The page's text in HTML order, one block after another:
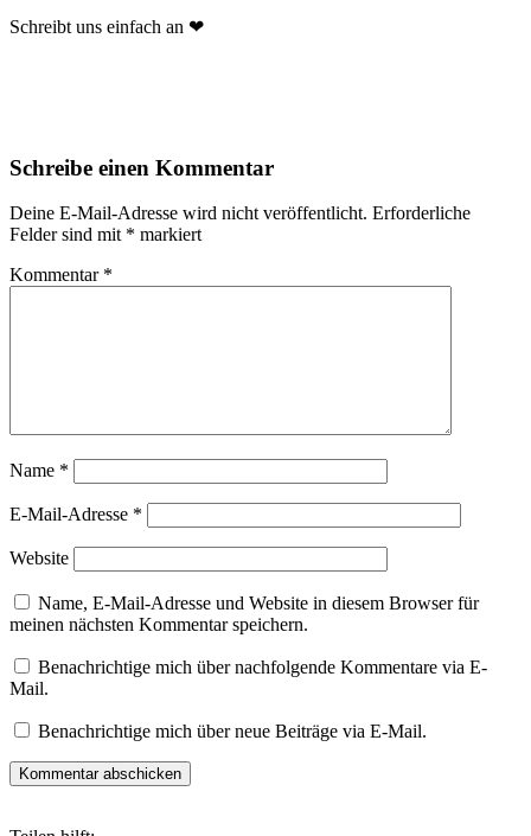
Schreibt uns einfach an ❤
Schreibe einen Kommentar
Deine E-Mail-Adresse wird nicht veröffentlicht. Erforderliche
Felder sind mit * markiert
Kommentar *
Name *
E-Mail-Adresse *
Website
Name, E-Mail-Adresse und Website in diesem Browser für
meinen nächsten Kommentar speichern.
Benachrichtige mich über nachfolgende Kommentare via E-
Mail.
Benachrichtige mich über neue Beiträge via E-Mail.